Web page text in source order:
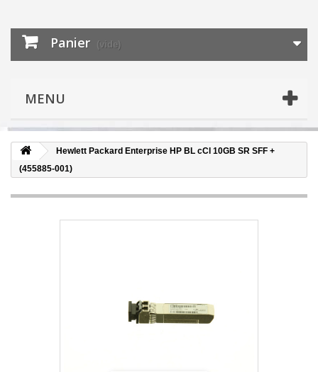
Panier (vide)
MENU
Hewlett Packard Enterprise HP BL cCl 10GB SR SFF +
(455885-001)